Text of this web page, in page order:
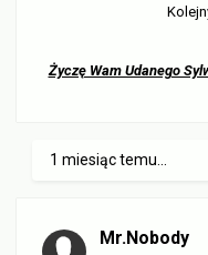
Życzę Wam Udanego
1 miesiąc temu...
Mr.Nobody